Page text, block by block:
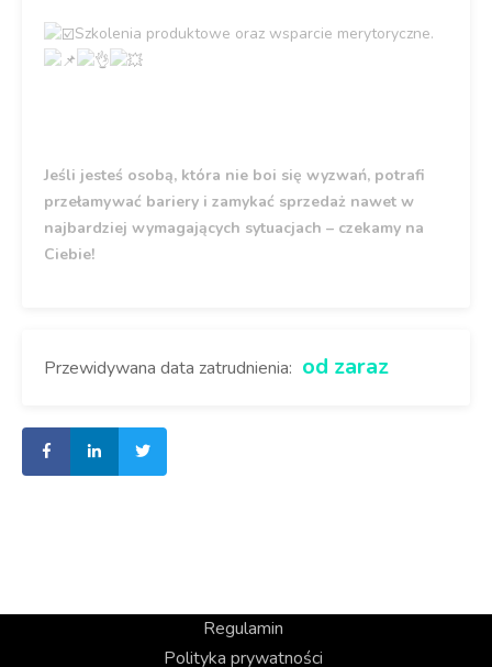
Szkolenia produktowe oraz wsparcie merytoryczne.
Jeśli jesteś osobą, która nie boi się wyzwań, potrafi
przełamywać bariery i zamykać sprzedaż nawet w
najbardziej wymagających sytuacjach – czekamy na
Ciebie!
Przewidywana data zatrudnienia: od zaraz
Regulamin
Polityka prywatności